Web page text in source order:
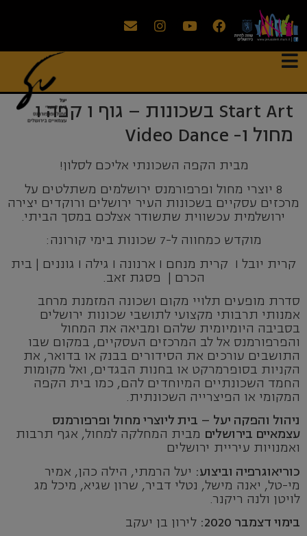
Start Art בשכונות – גוף ו קפה ו
מחול ו- Video Dance
מבית הקפה השכונתי אליכם לסלון!
8 יוצרי מחול ופרפורמנס ירושלמים משתלטים על
מרכזים עסקיים בשכונות העיר ירושלים ורוקדים יצירה
ירושלמית עכשווית שתשודר אצלכם במסך הביתי.
מוקדש כמחווה ל-7 שכונות בימי קורונה:
קרית יובל I קרית מנחם I ארנונה I גילה I גוננים | בית
הכרם | פסגת זאב.
סדרת מופעים תלויי מקום ושכונה המזמנת מרחב
אמנותי תרבותי מקצועי לתושבי שכונות ירושלים
בסביבה היומיומית שלהם ומביאה את המחול
והפרפורמנס אל לב המרכזים העסקיים, במקום שבו
התושבים עורכים את הסידורים בבנק או בדואר, את
הקניות בסופרמרקט או בחנות הבגדים, ואל מקומות
החמד השכונתיים המיוחדים להם, כמו בית הקפה
המקומי או הפיצרייה השכונתית.
ניהול והפקה יעל – בית ליוצרי מחול ופרפורמנס
עצמאיים בירושלים מבית המחלקה למחול, אגף תרבות
ואמנויות עיריית ירושלים
כוריאוגרפיה וביצוע: יעל הרמתי, הילה כהן, אמיר
מי-טל, יאנה מישל, נטלי דביר, שרון שגיא, מיכל מג
לויטן ולנה ריקנר.
בימוי דצמבר 2020:
לירון בן יעקב